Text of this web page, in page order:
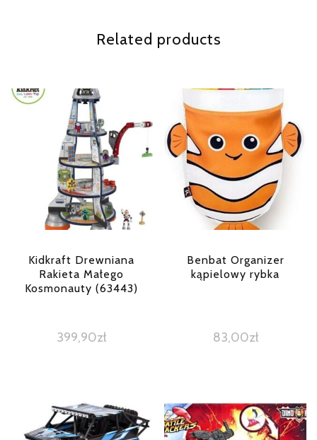
Related products
Kidkraft Drewniana
Rakieta Małego
Kosmonauty (63443)
399,90zł
Benbat Organizer
kąpielowy rybka
83,00zł